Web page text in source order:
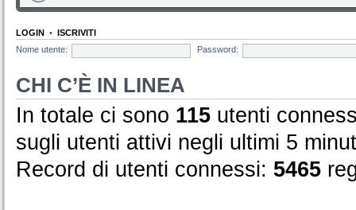
LOGIN • ISCRIVITI
Nome utente:
Password:
CHI C’È IN LINEA
In totale ci sono 115 utenti
sugli utenti attivi negli ultimi 5
Record di utenti connessi: 5465